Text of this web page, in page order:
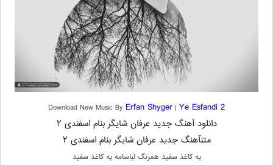
Download New Music By Erfan Shyger | Ye Esfandi 2
دانلود آهنگ جدید عرفان شایگر بنام اسفندی ۲
متنآهنگ جدید عرفان شایگر بنام اسفندی ۲
یه کاغذ سفید همرنگ لباسامه یه کاغذ سفید